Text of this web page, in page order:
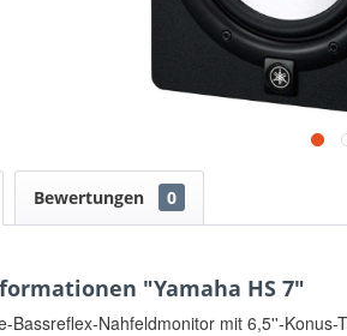
Bewertungen 0
"Yamaha HS 7"
Bassreflex-Nahfeldmonitor mit 6,5''-